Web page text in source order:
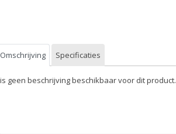
Omschrijving Specificaties
geen beschrijving beschikbaar voor dit product.